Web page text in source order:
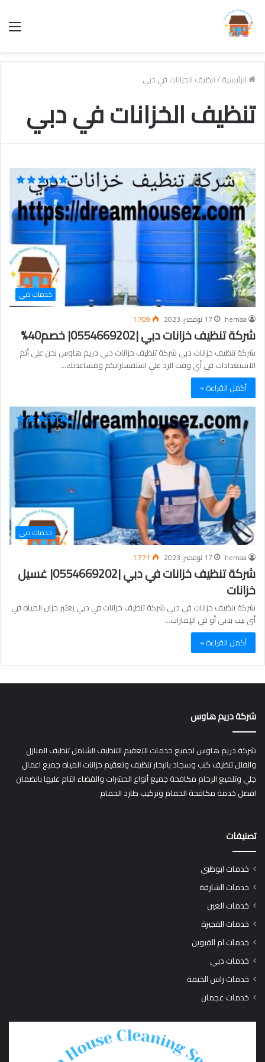
الرئيسية/تنظيف الخزانات في دبي
تنظيف الخزانات في دبي
خدمات دبي
hemaa
17 نوفمبر، 2023 1٬709
شركة تنظيف خزانات دبي |0554669202| خصم40%
شركة تنظيف خزانات دبي شركة تنظيف خزانات دبي دريم هاوس نحن علي أتم
الاستعدادات في أي وقت الرد علي استفساراتكم ومساعدتك…
أكمل القراءة »
خدمات دبي
hemaa
17 نوفمبر، 2023 1٬771
شركة تنظيف خزانات في دبي |0554669202| غسيل
خزانات
شركة تنظيف خزانات في دبي شركة تنظيف خزانات في دبي يعتبر خزان المياه في
أي بيت بدبي أو في الإمارات…
أكمل القراءة »
شركة دريم هاوس
شركة دريم هاوس لجميع خدمات التعقيم التنظيف الشامل تنظيف المنازل
والفلل تنظيف كنب وسجاد بالبخار تنظيف وتعقيم خزانات المياه جميع اعمال
جلي وتلميع الرخام مكافحة جميع أنواع الحشرات والقضاء التام عليها بالضمان
افضل خدمة مكافحة الحمام وتركيب طارد الحمام
تصنيفات
خدمات ابوظبي
خدمات الشارقة
خدمات العين
خدمات الفجيرة
خدمات ام القيوين
خدمات دبي
خدمات راس الخيمة
خدمات عجمان